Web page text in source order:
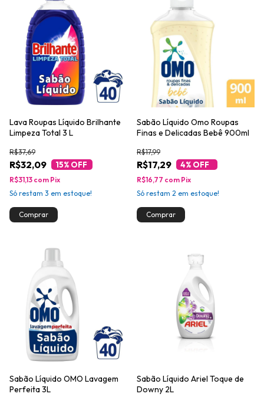
Lava Roupas Líquido Brilhante
Limpeza Total 3 L
R$32,09
R$37,69
15% OFF
R$31,13 com Pix
Só restam 3 em estoque!
Sabão Líquido Omo Roupas
Finas e Delicadas Bebê 900ml
R$17,29
R$17,99
4% OFF
R$16,77 com Pix
Só restam 2 em estoque!
Sabão Líquido OMO Lavagem
Perfeita 3L
Sabão Líquido Ariel Toque de
Downy 2L